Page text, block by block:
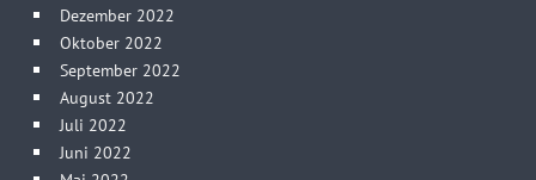
Dezember 2022
Oktober 2022
September 2022
August 2022
Juli 2022
Juni 2022